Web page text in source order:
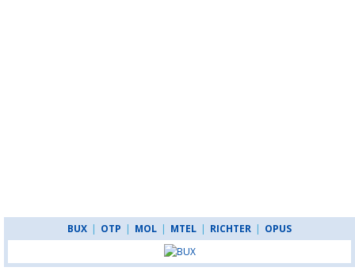
BUX | OTP | MOL | MTEL | RICHTER | OPUS